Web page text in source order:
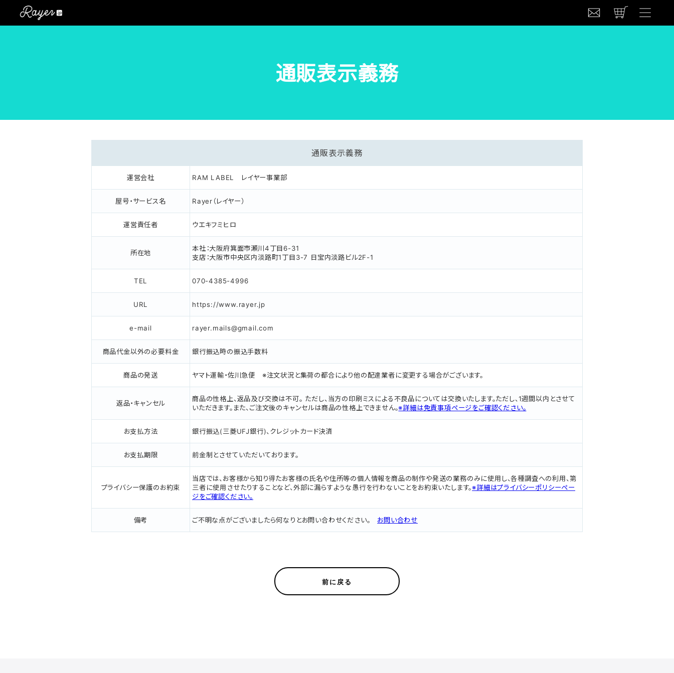
通販表示義務
通販表示義務
運営会社 RAM LABEL レイヤー事業部
屋号・サービス名 Rayer（レイヤー）
運営責任者 ウエキフミヒロ
所在地
本社：大阪府箕面市瀬川4丁目6-31
支店：大阪市中央区内淡路町1丁目3-7 日宝内淡路ビル2F-1
TEL 070-4385-4996
URL https://www.rayer.jp
e-mail rayer.mails@gmail.com
商品代金以外の必要料金 銀行振込時の振込手数料
商品の発送 ヤマト運輸・佐川急便 ※注文状況と集荷の都合により他の配達業者に変更する場合がございます。
返品・キャンセル
商品の性格上、返品及び交換は不可。 ただし、当方の印刷ミスによる不良品については交換いたします。ただし、1週間以内とさせて
いただきます。また、ご注文後のキャンセルは商品の性格上できません。※詳細は免責事項ページをご確認ください。
お支払方法 銀行振込(三菱UFJ銀行)、クレジットカード決済
お支払期限 前金制とさせていただいております。
プライバシー保護のお約束
当店では、お客様から知り得たお客様の氏名や住所等の個人情報を商品の制作や発送の業務のみに使用し、各種調査への利用、第
三者に使用させたりすることなど、外部に漏らすような愚行を行わないことをお約束いたします。※詳細はプライバシーポリシーペー
ジをご確認ください。
備考 ご不明な点がございましたら何なりとお問い合わせください。 お問い合わせ